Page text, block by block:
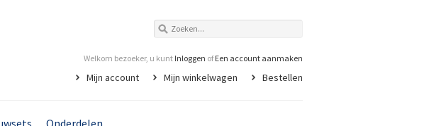
Welkom bezoeker, u kunt Inloggen ofEen account aanmaken
Mijn account Mijn winkelwagen Bestellen
Onderdelen